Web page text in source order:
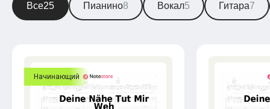
Все25 Пианино8 Вокал5 Гитара7
Начинающий